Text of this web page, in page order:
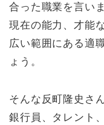
合った職業を言い
現在の能力、才能
広い範囲にある適
ょう。
そんな反町隆史さ
銀行員、タレント